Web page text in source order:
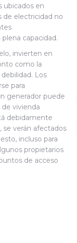
ubicados en
de electricidad no
capacidad.
invierten en
como la
Los
para
generador puede
vivienda
debidamente
verán afectados
incluso para
propietarios
de acceso